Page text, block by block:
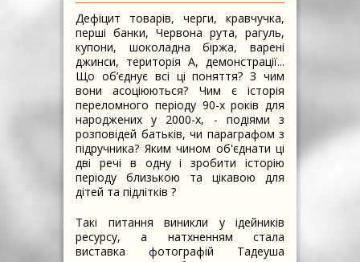
Дефіцит товарів, черги, кравчучка,
перші банки, Червона рута, рагуль,
купони, шоколадна біржа, варені
джинси, територія А, демонстрації...
Що об’єднує всі ці поняття? З чим
вони асоціюються? Чим є історія
переломного періоду 90-х років для
народжених у 2000-х, - подіями з
розповідей батьків, чи параграфом з
підручника? Яким чином об'єднати ці
дві речі в одну і зробити історію
періоду близькою та цікавою для
дітей та підлітків ?
Такі питання виникли у ідейників
ресурсу, а натхненням стала
виставка фотографій Тадеуша